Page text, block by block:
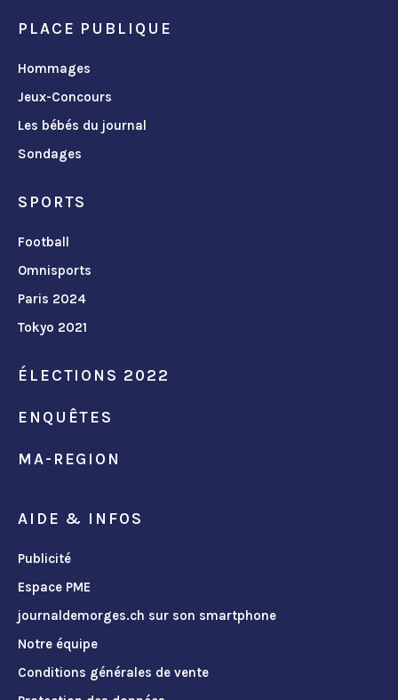
PLACE PUBLIQUE
Hommages
Jeux-Concours
Les bébés du journal
Sondages
SPORTS
Football
Omnisports
Paris 2024
Tokyo 2021
ÉLECTIONS 2022
ENQUÊTES
MA-REGION
AIDE & INFOS
Publicité
Espace PME
journaldemorges.ch sur son smartphone
Notre équipe
Conditions générales de vente